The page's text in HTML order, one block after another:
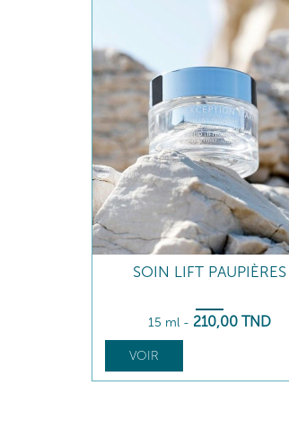
SOIN LIFT PAUPIÈRES
15 ml - 210,00 TND
VOIR